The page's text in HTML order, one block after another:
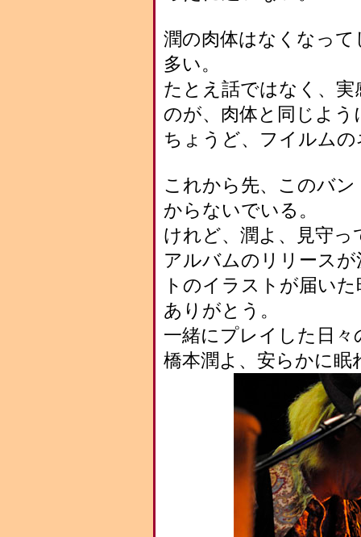
潤の肉体はなくなっ
多い。
たとえ話ではなく、
のが、肉体と同じよ
ちょうど、フイルム
これから先、このバ
からないでいる。
けれど、潤よ、見守っ
アルバムのリリース
トのイラストが届い
ありがとう。
一緒にプレイした日
橋本潤よ、安らかに眠